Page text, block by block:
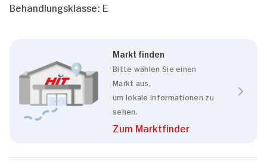
Behandlungsklasse: E
Markt finden
Bitte wählen Sie einen
Markt aus,
um lokale Informationen zu
sehen.
Zum Marktfinder